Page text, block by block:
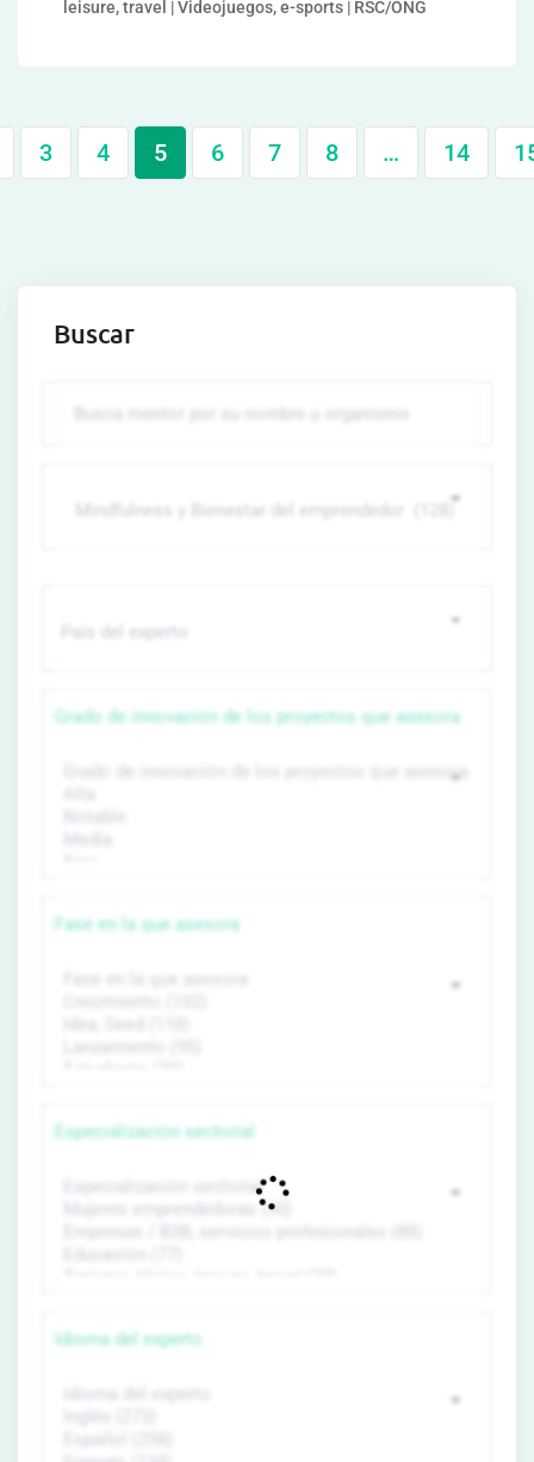
leisure, travel | Videojuegos, e-sports | RSC/ONG
3 4 5 6 7 8 … 14
Buscar
Grado de innovación de los proyectos que asesora
Fase en la que asesora
Especialización sectorial
Idioma del experto